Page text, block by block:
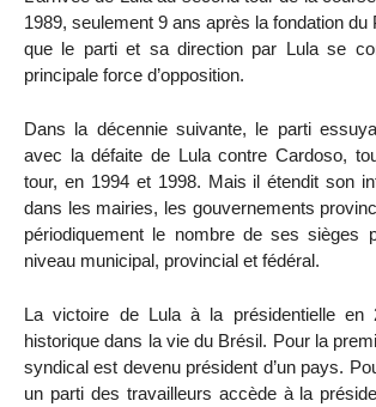
1989, seulement 9 ans après la fondation du
que le parti et sa direction par Lula se
principale force d’opposition.
Dans la décennie suivante, le parti
avec la défaite de Lula contre Cardoso,
tour, en 1994 et 1998. Mais il étendit son
dans les mairies, les gouvernements
périodiquement le nombre de ses sièges
niveau municipal, provincial et fédéral.
La victoire de Lula à la présidentielle en
historique dans la vie du Brésil. Pour la
syndical est devenu président d’un pays.
un parti des travailleurs accède à la